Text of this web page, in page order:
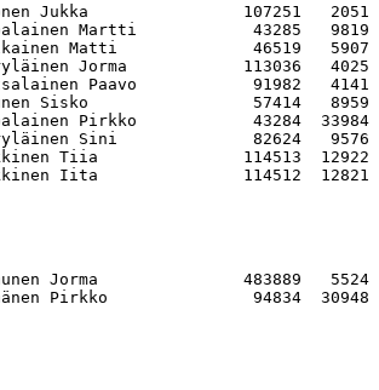
Jukka                107251   2051
Martti            43285   9819
Matti              46519   5907
Jorma            113036   4025
Paavo            91982   4141
Sisko                 57414   8959
Pirkko            43284  33984
Sini              82624   9576
Tiia               114513  12922
Jorma               483889   5524